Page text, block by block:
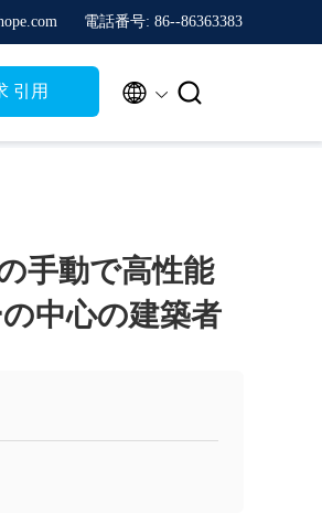
電話番号: 86--86363383
引用  
手動で高性能
中心の建築者